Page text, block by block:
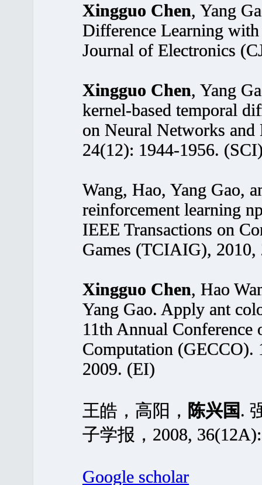
Xingguo Chen, Yang
Difference Learning
Journal of Electronics
Xingguo Chen, Yang
kernel-based temporal
on Neural Networks
24(12): 1944-1956.
Wang, Hao, Yang Gao,
reinforcement learning
IEEE Transactions on
Games (TCIAIG),
Xingguo Chen, Hao
Yang Gao. Apply ant
11th Annual
Computation (GECCO).
2009. (EI)
王皓，高阳， 陈兴国 .
子学报，2008,
Google scholar